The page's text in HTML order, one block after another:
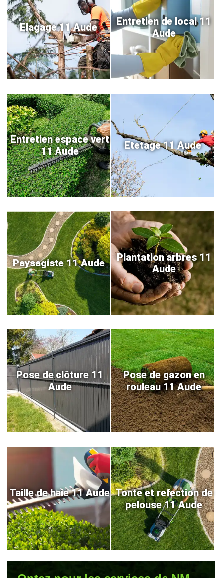
Elagage 11 Aude
Entretien de local 11
Aude
Entretien espace vert
11 Aude
Etetage 11 Aude
Paysagiste 11 Aude
Plantation arbres 11
Aude
Pose de clôture 11
Aude
Pose de gazon en
rouleau 11 Aude
Taille de haie 11 Aude Tonte et refection de
pelouse 11 Aude